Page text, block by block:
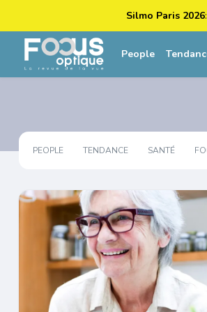
Silmo Paris 2026
People
PEOPLE TENDANCE SANTÉ